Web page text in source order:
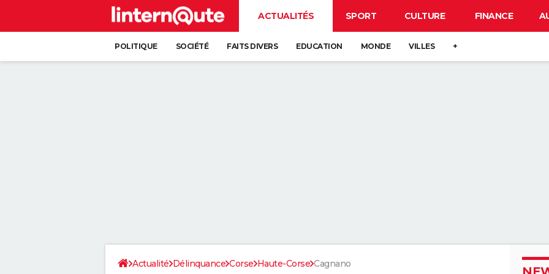
ACTUALITÉS SPORT CULTURE FINANCE
POLITIQUE SOCIÉTÉ FAITS DIVERS EDUCATION MONDE VILLES +
Actualité Délinquance Corse Haute-Corse Cagnano